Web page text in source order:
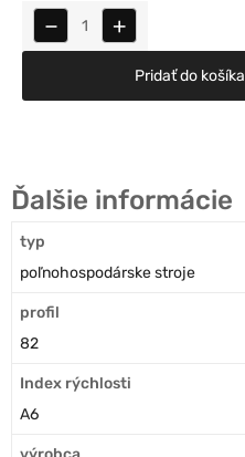
− +
Pridať do košíka
Ďalšie informácie
typ
poľnohospodárske stroje
profil
82
Index rýchlosti
A6